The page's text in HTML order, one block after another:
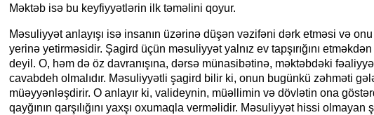
Məktəb isə bu keyfiyyətlərin ilk təməlini qoyur.
Məsuliyyət anlayışı isə insanın üzərinə düşən vəzifəni dərk etməsi və
yerinə yetirməsidir. Şagird üçün məsuliyyət yalnız ev tapşırığını
deyil. O, həm də öz davranışına, dərsə münasibətinə, məktəbdəki
cavabdeh olmalıdır. Məsuliyyətli şagird bilir ki, onun bugünkü zəhməti
müəyyənləşdirir. O anlayır ki, valideynin, müəllimin və dövlətin ona
qayğının qarşılığını yaxşı oxumaqla verməlidir. Məsuliyyət hissi olmayan
SEVGİ VƏ MƏNƏVİ